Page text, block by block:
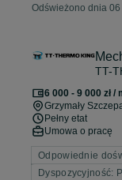
Odświeżono dnia
TT-
6 000 - 9 000 zł /
Grzymały
Pełny etat
Umowa o pracę
Odpowiednie
Dyspozycyjność: